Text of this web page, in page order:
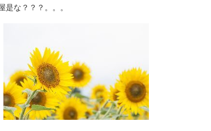
是な？？？。。。